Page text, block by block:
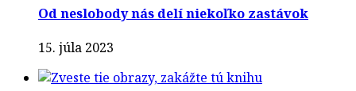
Od neslobody nás delí niekoľko zastávok
15. júla 2023